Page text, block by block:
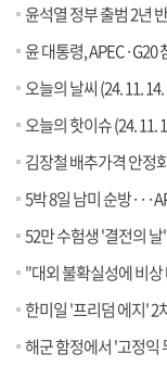
윤석열 정부 출범 2년
윤 대통령, APEC·G20
오늘의 날씨 (24. 11.
오늘의 핫이슈 (24. 11.
김장철 배추가격 안정
5박 8일 남미 순방
52만 수험생 '결전의
"대외 불확실성에 비
한미일 '프리덤 에지' 2
해군 함정에서 '고정익